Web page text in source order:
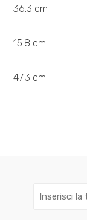
36.3 cm
15.8 cm
47.3 cm